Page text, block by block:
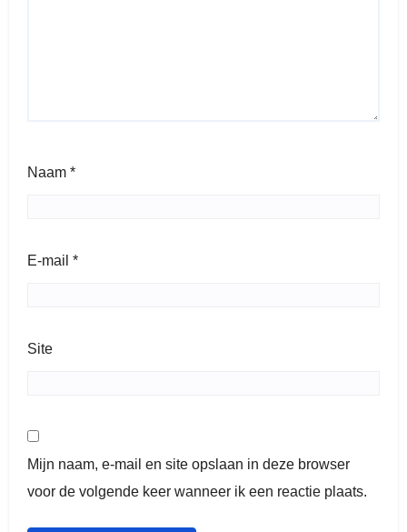
Naam *
E-mail *
Site
Mijn naam, e-mail en site opslaan in deze browser
voor de volgende keer wanneer ik een reactie plaats.